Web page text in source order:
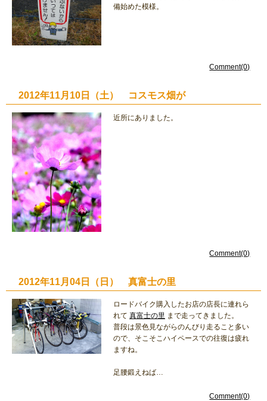
備始めた模様。
Comment(0)
2012年11月10日（土） コスモス畑が
近所にありました。
Comment(0)
2012年11月04日（日） 真富士の里
ロードバイク購入したお店の店長に連れら
れて 真富士の里 まで走ってきました。
普段は景色見ながらのんびり走ること多い
ので、そこそこハイペースでの往復は疲れ
ますね。
足腰鍛えねば…
Comment(0)